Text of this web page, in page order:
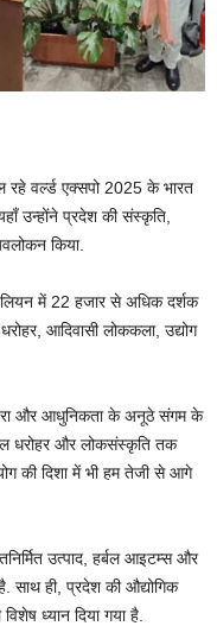
वर्ल्ड एक्सपो 2025 के भारत
उन्होंने प्रदेश की संस्कृति,
किया.
में 22 हजार से अधिक दर्शक
आदिवासी लोककला, उद्योग
और आधुनिकता के अनूठे संगम के
धरोहर और लोकसंस्कृति तक
की दिशा में भी हम तेजी से आगे
उत्पाद, हर्बल आइटम्स और
साथ ही, प्रदेश की औद्योगिक
ध्यान दिया गया है.